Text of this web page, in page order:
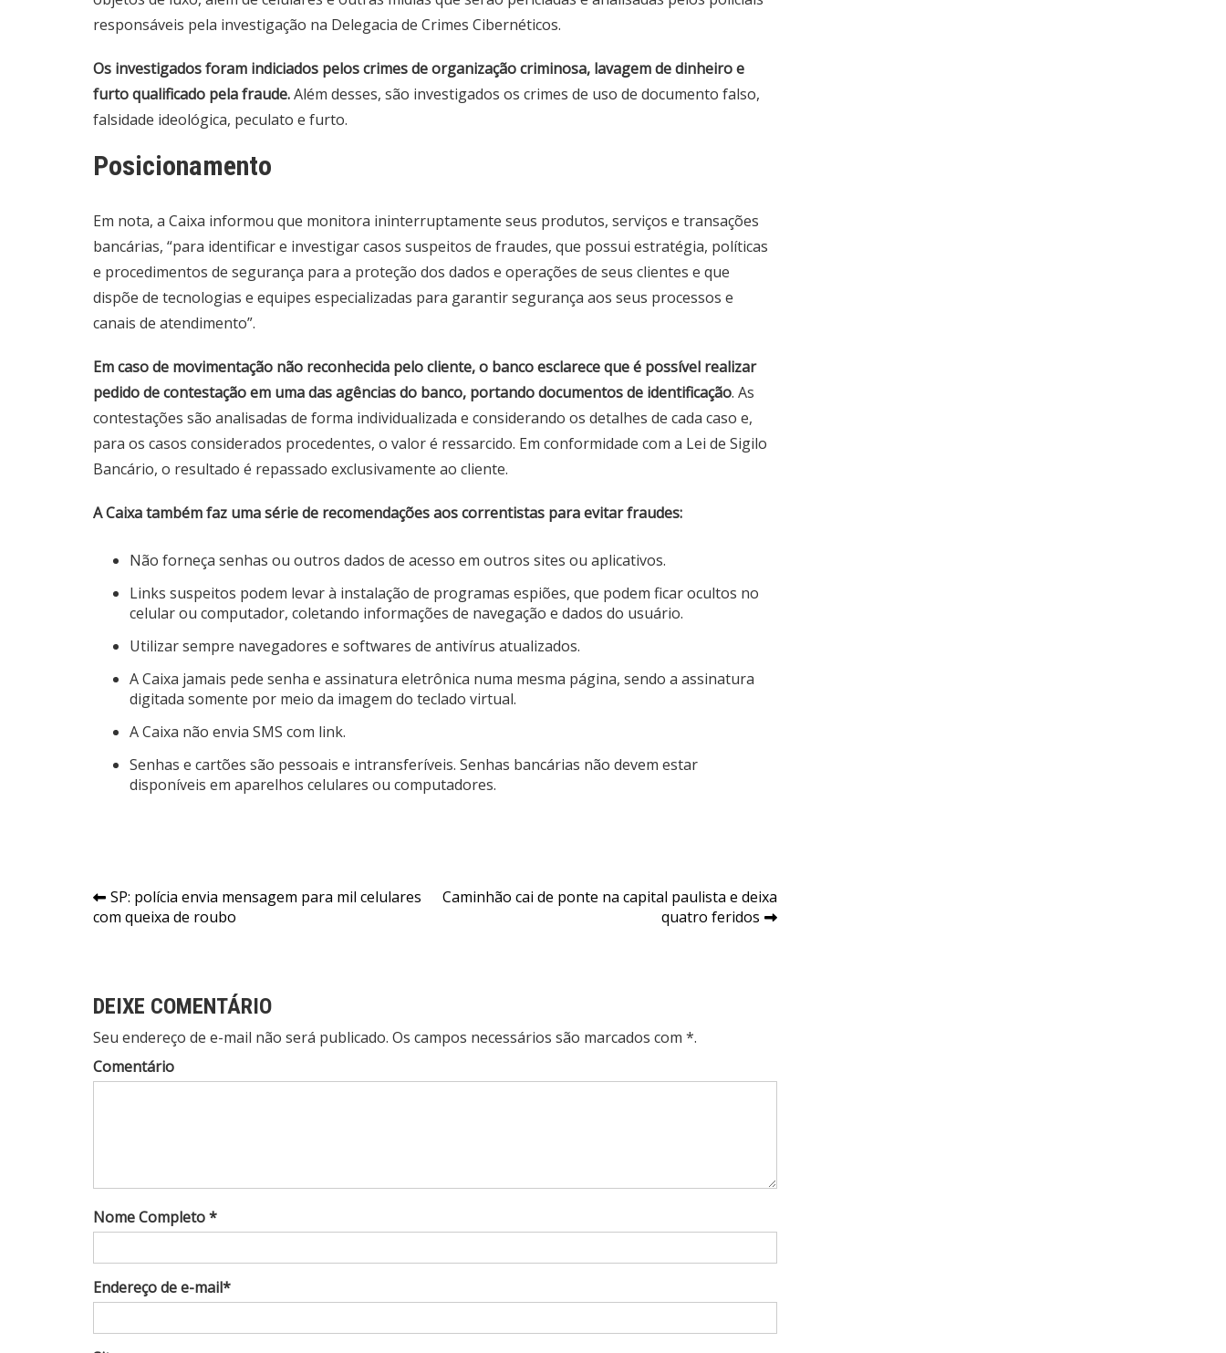
responsáveis pela investigação na Delegacia de Crimes Cibernéticos.
Os investigados foram indiciados pelos crimes de organização criminosa, lavagem de dinheiro e
furto qualificado pela fraude.Além desses, são investigados os crimes de uso de documento falso,
falsidade ideológica, peculato e furto.
Posicionamento
Em nota, a Caixa informou que monitora ininterruptamente seus produtos, serviços e transações
bancárias, “para identificar e investigar casos suspeitos de fraudes, que possui estratégia, políticas
e procedimentos de segurança para a proteção dos dados e operações de seus clientes e que
dispõe de tecnologias e equipes especializadas para garantir segurança aos seus processos e
canais de atendimento”.
Em caso de movimentação não reconhecida pelo cliente, o banco esclarece que é possível realizar
pedido de contestação em uma das agências do banco, portando documentos de identificação. As
contestações são analisadas de forma individualizada e considerando os detalhes de cada caso e,
para os casos considerados procedentes, o valor é ressarcido. Em conformidade com a Lei de Sigilo
Bancário, o resultado é repassado exclusivamente ao cliente.
A Caixa também faz uma série de recomendações aos correntistas para evitar fraudes:
Não forneça senhas ou outros dados de acesso em outros sites ou aplicativos.
Links suspeitos podem levar à instalação de programas espiões, que podem ficar ocultos no
celular ou computador, coletando informações de navegação e dados do usuário.
Utilizar sempre navegadores e softwares de antivírus atualizados.
A Caixa jamais pede senha e assinatura eletrônica numa mesma página, sendo a assinatura
digitada somente por meio da imagem do teclado virtual.
A Caixa não envia SMS com link.
Senhas e cartões são pessoais e intransferíveis. Senhas bancárias não devem estar
disponíveis em aparelhos celulares ou computadores.
Navegação
de
SP: polícia envia mensagem para mil celulares
com queixa de roubo
Caminhão cai de ponte na capital paulista e deixa
quatro feridos
DEIXE COMENTÁRIO
Seu endereço de e-mail não será publicado. Os campos necessários são marcados com *.
Comentário
Nome Completo *
Endereço de e-mail*